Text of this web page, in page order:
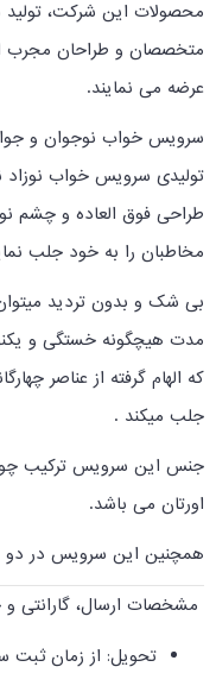
محصولات این شرکت، تولید
متخصصان و طراحان مجرب
عرضه می نمایند.
سرویس خواب نوجوان و
تولیدی سرویس خواب
طراحی فوق العاده و چشم
مخاطبان را به خود جلب
بی شک و بدون تردید
مدت هیچگونه خستگی و
که الهام گرفته از عناصر
جلب میکند .
جنس این سرویس ترکیب
اورتان می باشد.
همچنین این سرویس در دو
مشخصات ارسال، گارانتی
تحویل: از زمان ثبت سفارش 15 الی 30 روز